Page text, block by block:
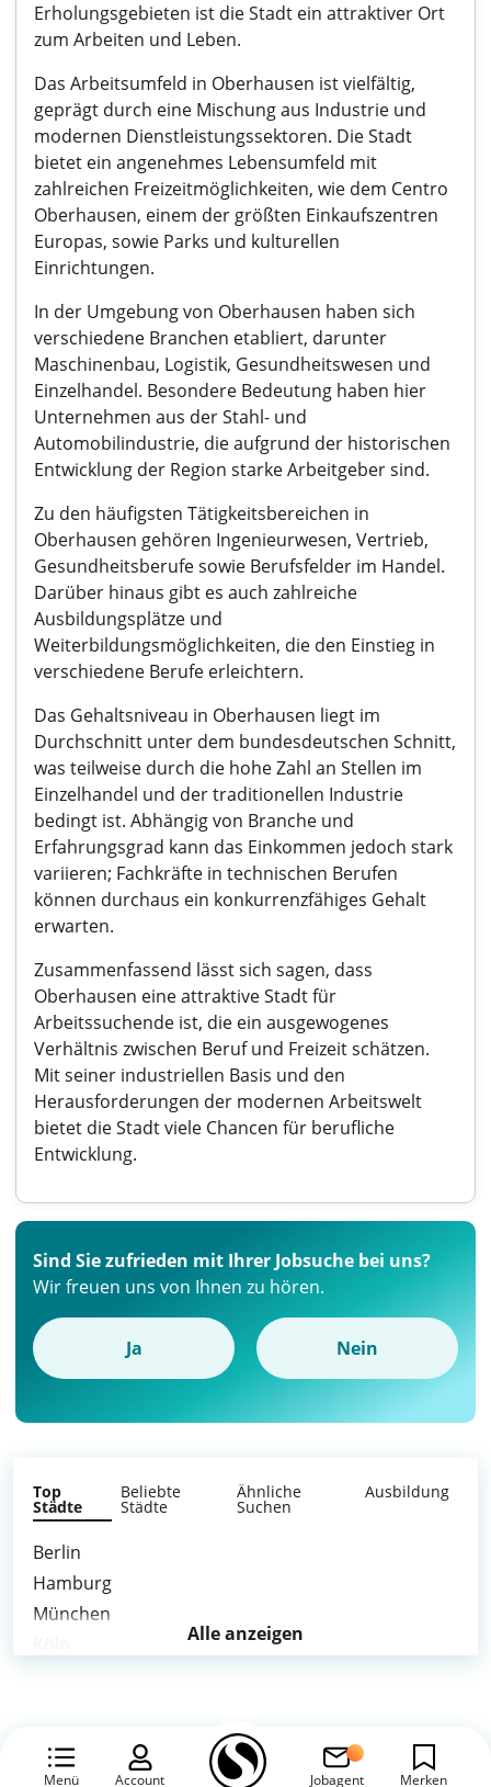
Erholungsgebieten ist die Stadt ein attraktiver Ort
zum Arbeiten und Leben.
Das Arbeitsumfeld in Oberhausen ist vielfältig,
geprägt durch eine Mischung aus Industrie und
modernen Dienstleistungssektoren. Die Stadt
bietet ein angenehmes Lebensumfeld mit
zahlreichen Freizeitmöglichkeiten, wie dem Centro
Oberhausen, einem der größten Einkaufszentren
Europas, sowie Parks und kulturellen
Einrichtungen.
In der Umgebung von Oberhausen haben sich
verschiedene Branchen etabliert, darunter
Maschinenbau, Logistik, Gesundheitswesen und
Einzelhandel. Besondere Bedeutung haben hier
Unternehmen aus der Stahl- und
Automobilindustrie, die aufgrund der historischen
Entwicklung der Region starke Arbeitgeber sind.
Zu den häufigsten Tätigkeitsbereichen in
Oberhausen gehören Ingenieurwesen, Vertrieb,
Gesundheitsberufe sowie Berufsfelder im Handel.
Darüber hinaus gibt es auch zahlreiche
Ausbildungsplätze und
Weiterbildungsmöglichkeiten, die den Einstieg in
verschiedene Berufe erleichtern.
Das Gehaltsniveau in Oberhausen liegt im
Durchschnitt unter dem bundesdeutschen Schnitt,
was teilweise durch die hohe Zahl an Stellen im
Einzelhandel und der traditionellen Industrie
bedingt ist. Abhängig von Branche und
Erfahrungsgrad kann das Einkommen jedoch stark
variieren; Fachkräfte in technischen Berufen
können durchaus ein konkurrenzfähiges Gehalt
erwarten.
Zusammenfassend lässt sich sagen, dass
Oberhausen eine attraktive Stadt für
Arbeitssuchende ist, die ein ausgewogenes
Verhältnis zwischen Beruf und Freizeit schätzen.
Mit seiner industriellen Basis und den
Herausforderungen der modernen Arbeitswelt
bietet die Stadt viele Chancen für berufliche
Entwicklung.
Menü Account Jobagent Merken
Sind Sie zufrieden mit Ihrer Jobsuche bei uns?
Wir freuen uns von Ihnen zu hören.
Ja Nein
Top
Städte
Beliebte
Städte
Ähnliche
Suchen
Ausbildung
Berlin
Hamburg
München
Leipzig
Alle anzeigen